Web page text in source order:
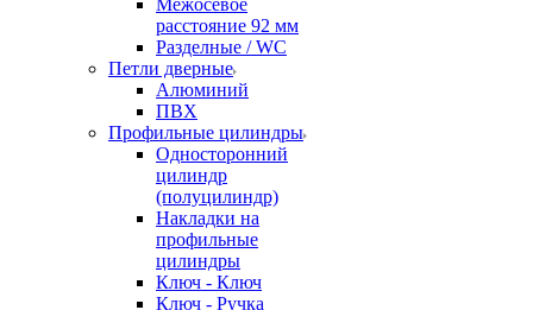
Межосевое
расстояние 92 мм
Разделные / WC
Петли дверные
Алюминий
ПВХ
Профильные цилиндры
Односторонний
цилиндр
(полуцилиндр)
Накладки на
профильные
цилиндры
Ключ - Ключ
Ключ - Ручка